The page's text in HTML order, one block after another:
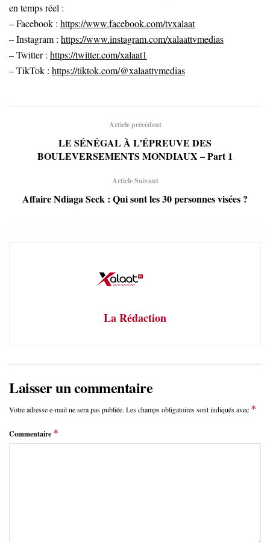
en temps réel :
– Facebook : https://www.facebook.com/tvxalaat
– Instagram : https://www.instagram.com/xalaattvmedias
– Twitter : https://twitter.com/xalaat1
– TikTok : https://tiktok.com/@xalaattvmedias
Article précédent
LE SÉNÉGAL À L’ÉPREUVE DES
BOULEVERSEMENTS MONDIAUX – Part 1
Article Suivant
Affaire Ndiaga Seck : Qui sont les 30 personnes visées ?
La Rédaction
Laisser un commentaire
Votre adresse e-mail ne sera pas publiée. Les champs obligatoires sont indiqués avec *
Commentaire *